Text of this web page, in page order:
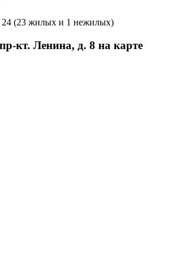
(23 жилых и 1 нежилых)
кт. Ленина, д. 8 на карте